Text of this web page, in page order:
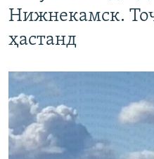
Нижнекамск.
ҳастанд